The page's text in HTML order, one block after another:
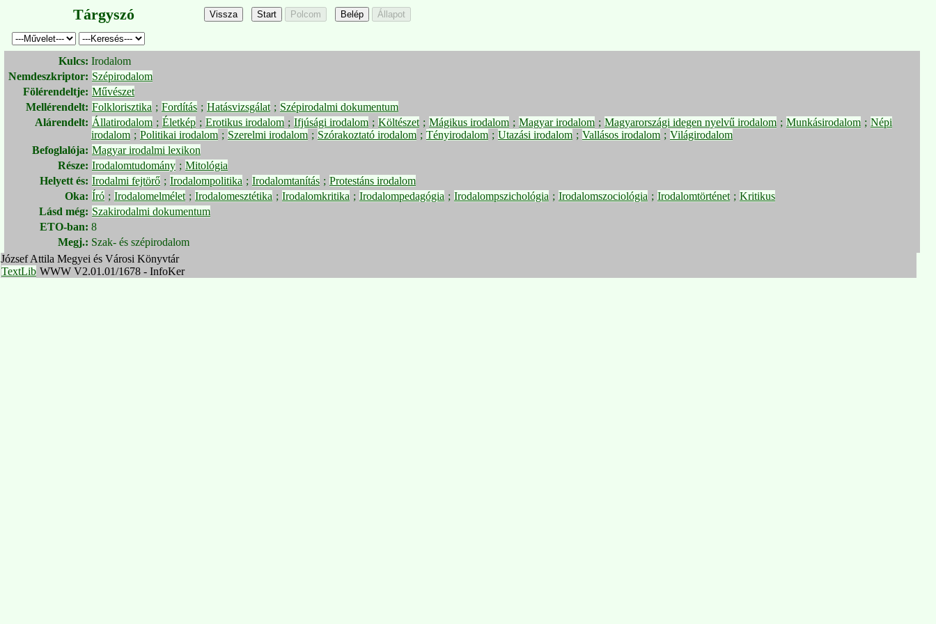
Tárgyszó
Kulcs: Irodalom
Nemdeszkriptor: Szépirodalom
Fölérendeltje: Művészet
Mellérendelt: Folklorisztika ; Fordítás ; Hatásvizsgálat ; Szépirodalmi dokumentum
Alárendelt: Állatirodalom ; Életkép ; Erotikus irodalom ; Ifjúsági irodalom ; Költészet ; Mágikus irodalom ; Magyar irodalom ; Magyarországi idegen nyelvű irodalom ; Munkásirodalom ; Népi
irodalom ; Politikai irodalom ; Szerelmi irodalom ; Szórakoztató irodalom ; Tényirodalom ; Utazási irodalom ; Vallásos irodalom ; Világirodalom
Befoglalója: Magyar irodalmi lexikon
Része: Irodalomtudomány ; Mitológia
Helyett és: Irodalmi fejtörő ; Irodalompolitika ; Irodalomtanítás ; Protestáns irodalom
Oka: Író ; Irodalomelmélet ; Irodalomesztétika ; Irodalomkritika ; Irodalompedagógia ; Irodalompszichológia ; Irodalomszociológia ; Irodalomtörténet ; Kritikus
Lásd még: Szakirodalmi dokumentum
ETO-ban: 8
Megj.: Szak- és szépirodalom
József Attila Megyei és Városi Könyvtár
TextLib WWW V2.01.01/1678 - InfoKer